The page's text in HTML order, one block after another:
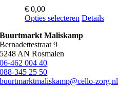
€ 0,00
Opties selecteren Dit
heeft
kan
Details
Buurtmarkt Maliskamp
Bernadettestraat 9
5248 AN Rosmalen
06-462 004 40
088-345 25 50
buurtmarktmaliskamp@cello-zorg.nl